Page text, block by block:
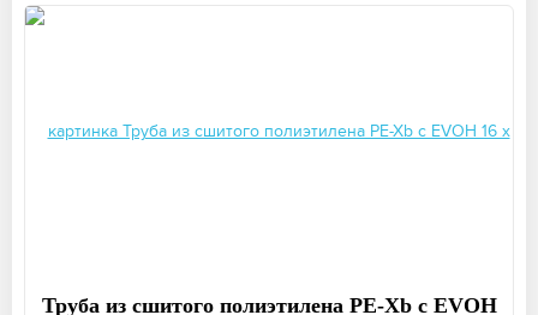
Труба из сшитого полиэтилена PE-Xb с EVOH